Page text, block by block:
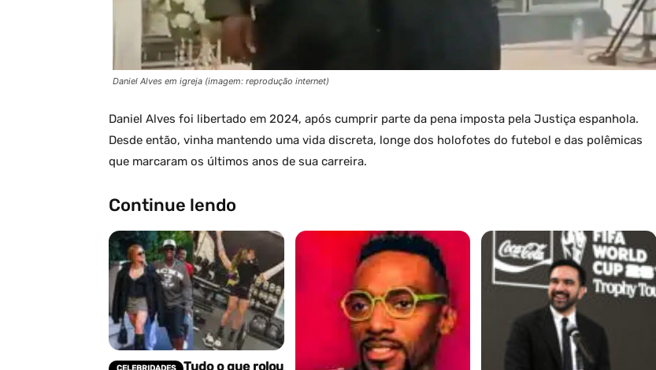
Daniel Alves em igreja (imagem: reprodução internet)
Daniel Alves foi libertado em 2024, após cumprir parte da pena imposta pela Justiça espanhola.
Desde então, vinha mantendo uma vida discreta, longe dos holofotes do futebol e das polêmicas
que marcaram os últimos anos de sua carreira.
Continue lendo
Tudo o que rolou